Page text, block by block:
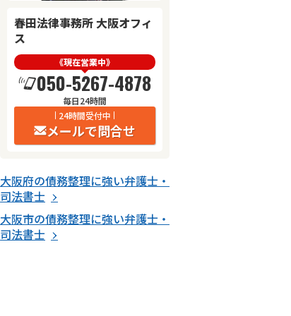
春田法律事務所 大阪オフィ
ス
《現在営業中》
050-5267-4878
毎日24時間
24時間受付中
メールで問合せ
大阪府の債務整理に強い弁護士・
司法書士
大阪市の債務整理に強い弁護士・
司法書士